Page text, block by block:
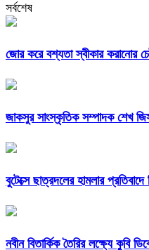
সর্বশেষ
জোর করে বশ্যতা স্বীকার করানোর
জাকসুর সাংস্কৃতিক সম্পাদক শেখ
বুটেক্সে ছাত্রদলের হামলার প্রতিবাদে
নবীন বিতার্কিক তৈরির লক্ষ্যে কুবি